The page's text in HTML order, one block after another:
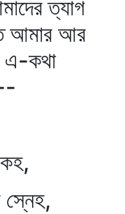
ত্যাগ
আমার আর
এ-কথা